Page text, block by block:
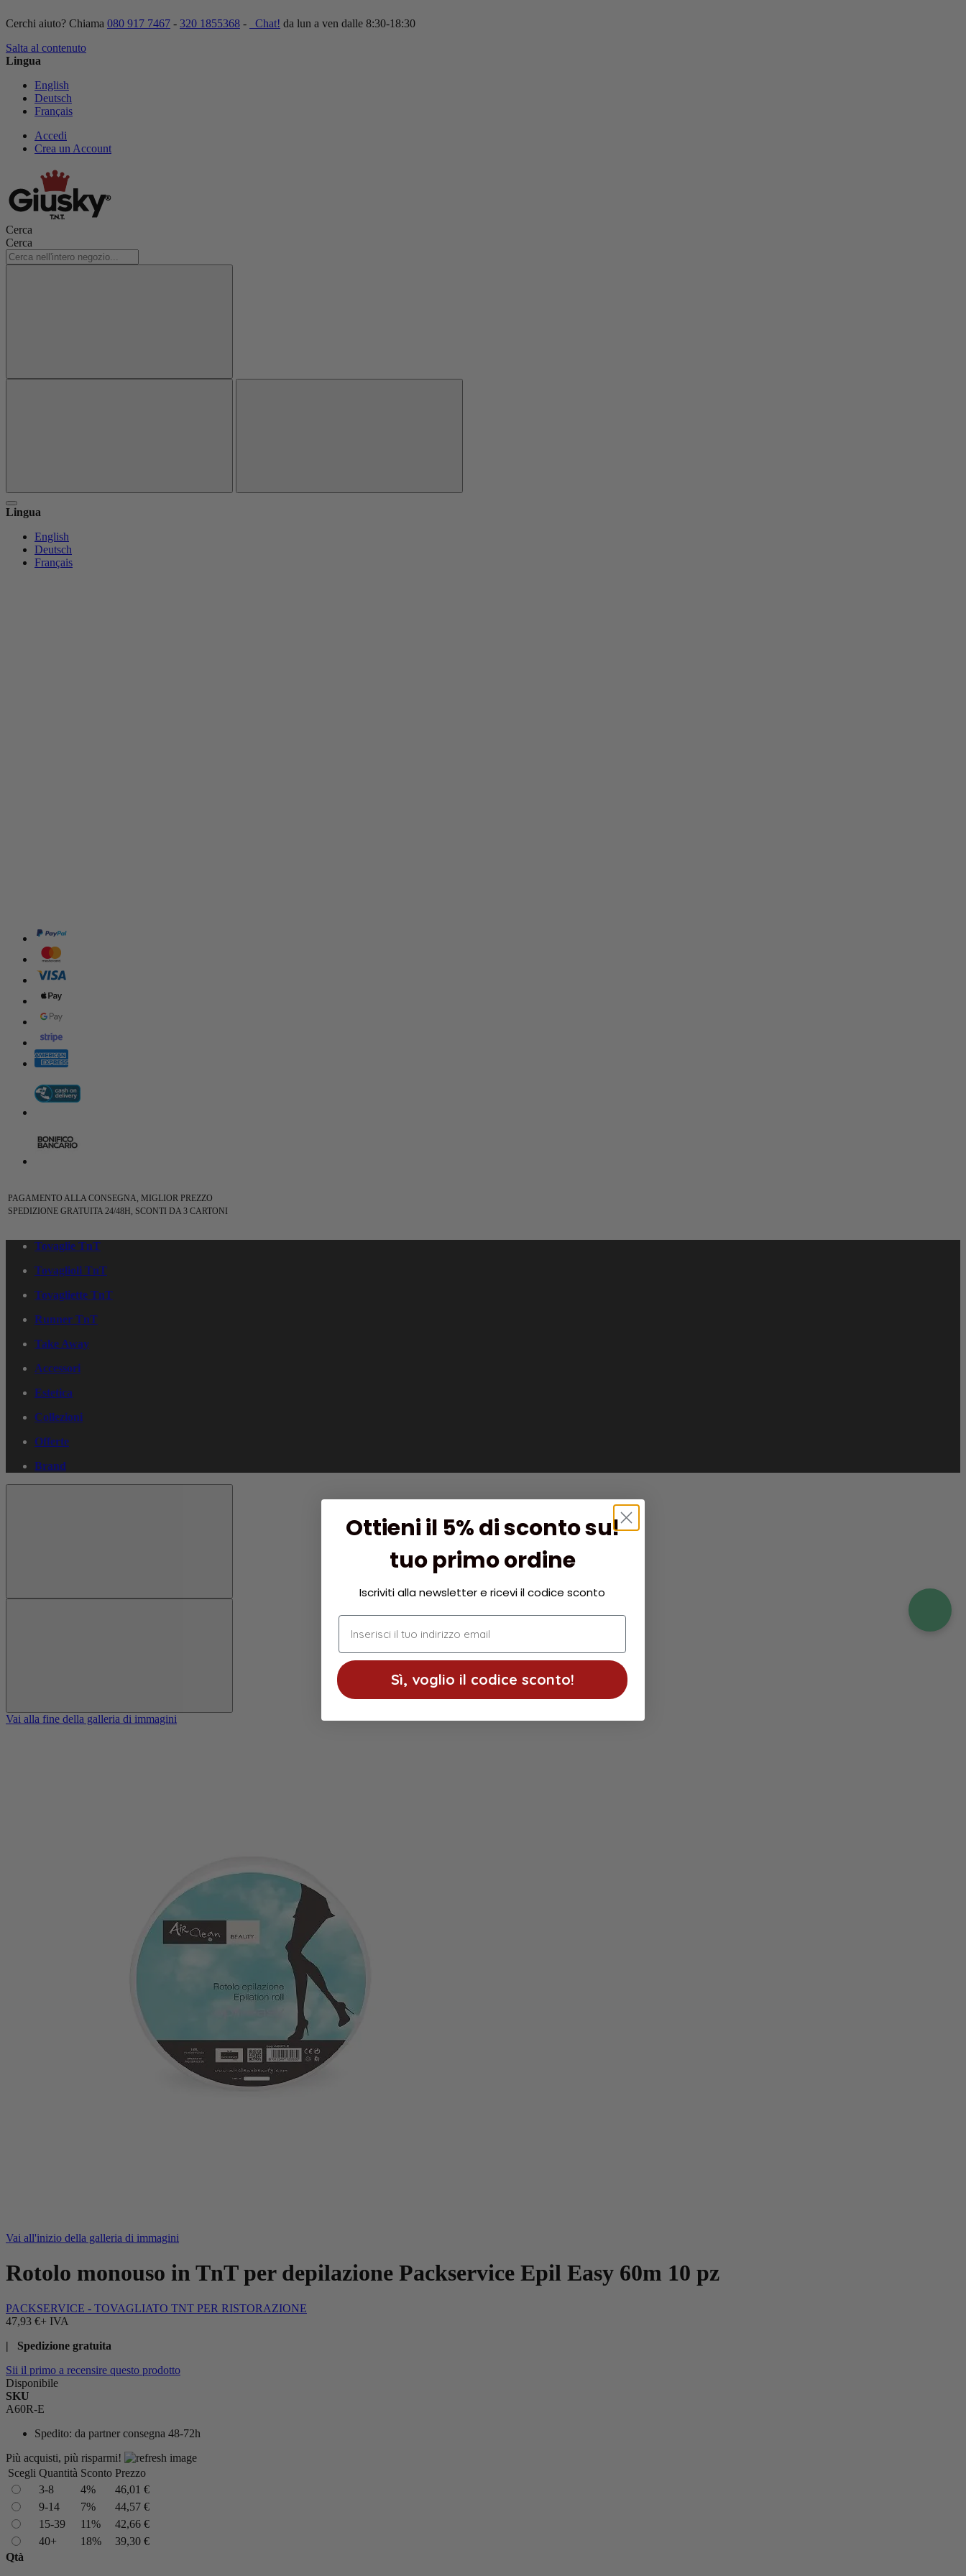
Cerchi aiuto? Chiama 080 917 7467 - 320 1855368 - Chat! da lun a ven dalle 8:30-18:30
Salta al contenuto
Lingua
English
Deutsch
Français
Accedi
Crea un Account
Cerca
Cerca
Lingua
English
Deutsch
Français
PAGAMENTO ALLA CONSEGNA, MIGLIOR PREZZO
SPEDIZIONE GRATUITA 24/48H, SCONTI DA 3 CARTONI
Tovaglie TnT
Tovaglioli TnT
Tovagliette TnT
Runner TnT
Take Away
Accessori
Estetica
Collezioni
Offerte
Brand
Vai alla fine della galleria di immagini
Vai all'inizio della galleria di immagini
Rotolo monouso in TnT per depilazione Packservice Epil Easy 60m 10 pz
PACKSERVICE - TOVAGLIATO TNT PER RISTORAZIONE
47,93 €+ IVA
| Spedizione gratuita
Sii il primo a recensire questo prodotto
Disponibile
SKU
A60R-E
Spedito: da partner consegna 48-72h
Più acquisti, più risparmi!
Scegli Quantità Sconto Prezzo
3-8
4%
46,01 €
9-14
7%
44,57 €
15-39
11%
42,66 €
40+
18%
39,30 €
Qtà
Ottieni il 5% di sconto sul
tuo primo ordine
Iscriviti alla newsletter e ricevi il codice sconto
indirizzo email
Sì, voglio il codice sconto!